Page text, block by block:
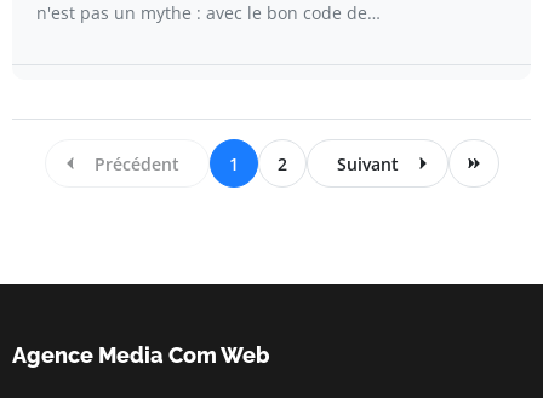
n'est pas un mythe : avec le bon code de…
Précédent 1 2 Suivant
Agence Media Com Web